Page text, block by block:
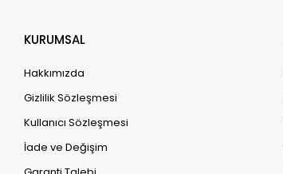
KURUMSAL
Hakkımızda
Gizlilik Sözleşmesi
Kullanıcı Sözleşmesi
İade ve Değişim